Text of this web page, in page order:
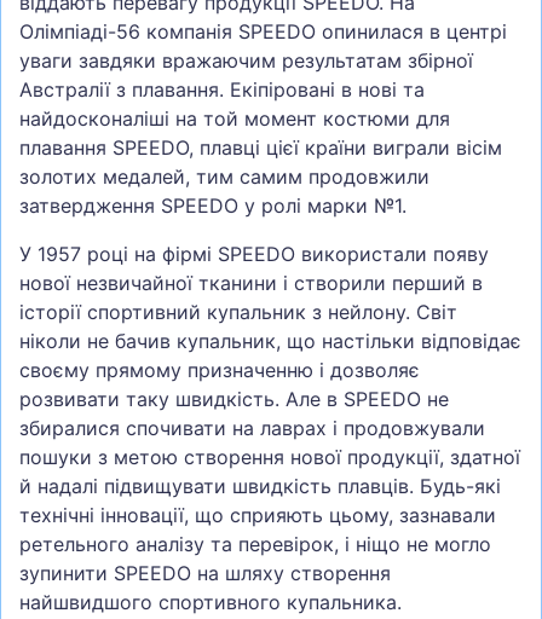
Олімпіаді-56 компанія SPEEDO опинилася в центрі
уваги завдяки вражаючим результатам збірної
Австралії з плавання. Екіпіровані в нові та
найдосконаліші на той момент костюми для
плавання SPEEDO, плавці цієї країни виграли вісім
золотих медалей, тим самим продовжили
затвердження SPEEDO у ролі марки №1.
У 1957 році на фірмі SPEEDO використали появу
нової незвичайної тканини і створили перший в
історії спортивний купальник з нейлону. Світ
ніколи не бачив купальник, що настільки відповідає
своєму прямому призначенню і дозволяє
розвивати таку швидкість. Але в SPEEDO не
збиралися спочивати на лаврах і продовжували
пошуки з метою створення нової продукції, здатної
й надалі підвищувати швидкість плавців. Будь-які
технічні інновації, що сприяють цьому, зазнавали
ретельного аналізу та перевірок, і ніщо не могло
зупинити SPEEDO на шляху створення
найшвидшого спортивного купальника.